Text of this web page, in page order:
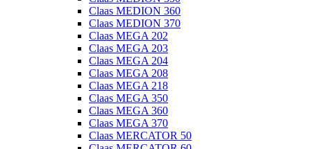
Claas MEDION 360
Claas MEDION 370
Claas MEGA 202
Claas MEGA 203
Claas MEGA 204
Claas MEGA 208
Claas MEGA 218
Claas MEGA 350
Claas MEGA 360
Claas MEGA 370
Claas MERCATOR 50